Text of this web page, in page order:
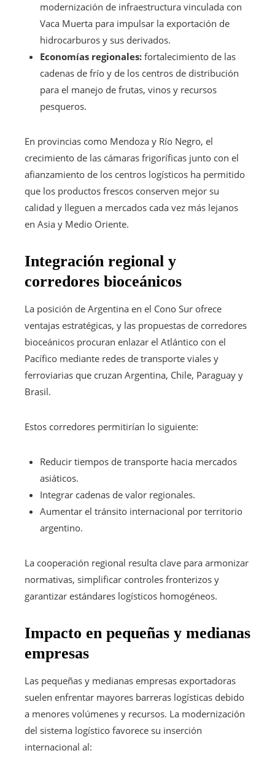
modernización de infraestructura vinculada con
Vaca Muerta para impulsar la exportación de
hidrocarburos y sus derivados.
Economías regionales: fortalecimiento de las
cadenas de frío y de los centros de distribución
para el manejo de frutas, vinos y recursos
pesqueros.
En provincias como Mendoza y Río Negro, el
crecimiento de las cámaras frigoríficas junto con el
afianzamiento de los centros logísticos ha permitido
que los productos frescos conserven mejor su
calidad y lleguen a mercados cada vez más lejanos
en Asia y Medio Oriente.
Integración regional y
corredores bioceánicos
La posición de Argentina en el Cono Sur ofrece
ventajas estratégicas, y las propuestas de corredores
bioceánicos procuran enlazar el Atlántico con el
Pacífico mediante redes de transporte viales y
ferroviarias que cruzan Argentina, Chile, Paraguay y
Brasil.
Estos corredores permitirían lo siguiente:
Reducir tiempos de transporte hacia mercados
asiáticos.
Integrar cadenas de valor regionales.
Aumentar el tránsito internacional por territorio
argentino.
La cooperación regional resulta clave para armonizar
normativas, simplificar controles fronterizos y
garantizar estándares logísticos homogéneos.
Impacto en pequeñas y medianas
empresas
Las pequeñas y medianas empresas exportadoras
suelen enfrentar mayores barreras logísticas debido
a menores volúmenes y recursos. La modernización
del sistema logístico favorece su inserción
internacional al: